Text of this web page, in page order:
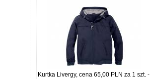
Kurtka Livergy, cena 65,00 PLN za 1 szt. -